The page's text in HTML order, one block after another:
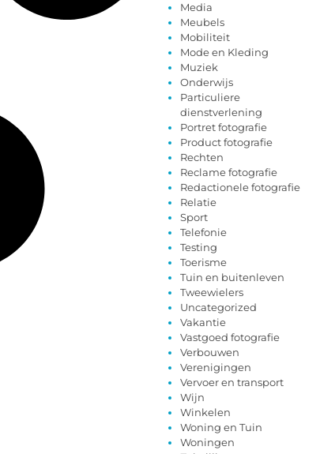
Media
Meubels
Mobiliteit
Mode en Kleding
Muziek
Onderwijs
Particuliere
dienstverlening
Portret fotografie
Product fotografie
Rechten
Reclame fotografie
Redactionele fotografie
Relatie
Sport
Telefonie
Testing
Toerisme
Tuin en buitenleven
Tweewielers
Uncategorized
Vakantie
Vastgoed fotografie
Verbouwen
Verenigingen
Vervoer en transport
Wijn
Winkelen
Woning en Tuin
Woningen